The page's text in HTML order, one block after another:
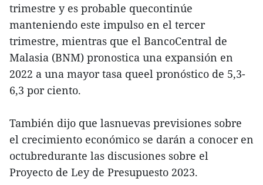
trimestre y es probable quecontinúe
manteniendo este impulso en el tercer
trimestre, mientras que el BancoCentral de
Malasia (BNM) pronostica una expansión en
2022 a una mayor tasa queel pronóstico de 5,3-
6,3 por ciento.
También dijo que lasnuevas previsiones sobre
el crecimiento económico se darán a conocer en
octubredurante las discusiones sobre el
Proyecto de Ley de Presupuesto 2023.